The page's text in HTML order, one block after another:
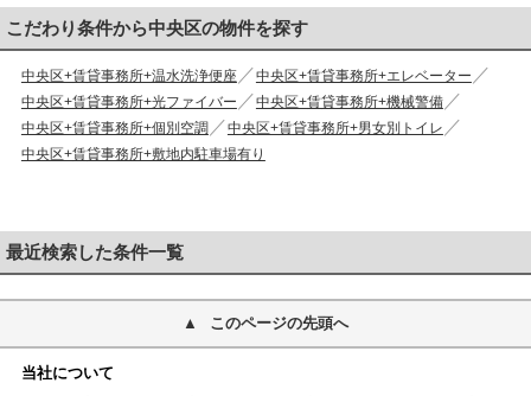
こだわり条件から中央区の物件を探す
中央区+賃貸事務所+温水洗浄便座
中央区+賃貸事務所+エレベーター
中央区+賃貸事務所+光ファイバー
中央区+賃貸事務所+機械警備
中央区+賃貸事務所+個別空調
中央区+賃貸事務所+男女別トイレ
中央区+賃貸事務所+敷地内駐車場有り
最近検索した条件一覧
このページの先頭へ
当社について